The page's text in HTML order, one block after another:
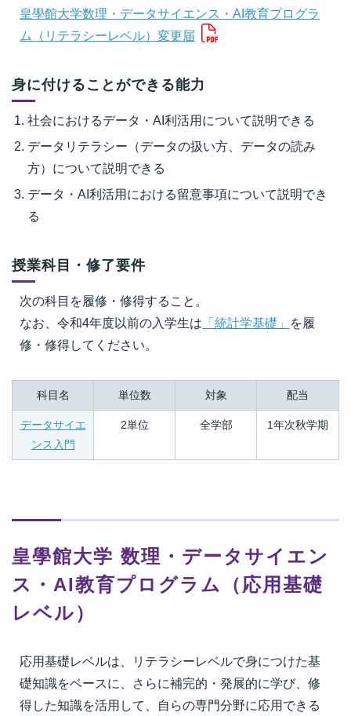
皇學館大学数理・データサイエンス・AI教育プログラ
ム（リテラシーレベル）変更届
身に付けることができる能力
社会におけるデータ・AI利活用について説明できる
データリテラシー（データの扱い方、データの読み
方）について説明できる
データ・AI利活用における留意事項について説明でき
る
授業科目・修了要件
次の科目を履修・修得すること。
なお、令和4年度以前の入学生は 「統計学基礎」
を履
修・修得してください。
科目名 単位数 対象 配当
データサイエ
ンス入門
2単位 全学部 1年次秋学期
皇學館大学 数理・データサイエン
ス・AI教育プログラム（応用基礎
レベル）
応用基礎レベルは、リテラシーレベルで身につけた基
礎知識をベースに、さらに補完的・発展的に学び、修
得した知識を活用して、自らの専門分野に応用できる